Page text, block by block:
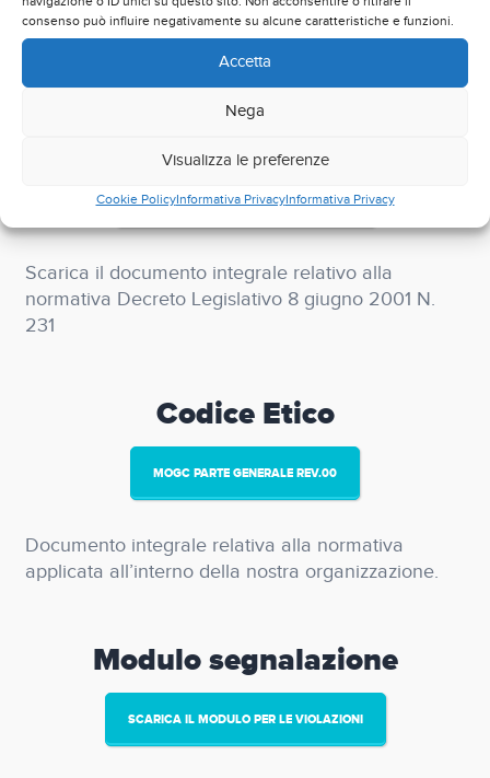
consenso può influire negativamente su alcune caratteristiche e funzioni.
Accetta
Nega
Visualizza le preferenze
Cookie PolicyInformativa PrivacyInformativa Privacy
all’applicazione dello stesso.
MODULO ORGANIZZATIVO GENERALE
Scarica il documento integrale relativo alla
normativa Decreto Legislativo 8 giugno 2001 N.
231
Codice Etico
MOGC PARTE GENERALE REV.00
Documento integrale relativa alla normativa
applicata all’interno della nostra organizzazione.
Modulo segnalazione
SCARICA IL MODULO PER LE VIOLAZIONI